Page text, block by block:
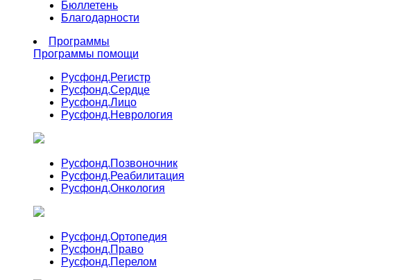
Бюллетень
Благодарности
Программы
Программы помощи
Русфонд.Регистр
Русфонд.Сердце
Русфонд.Лицо
Русфонд.Неврология
Русфонд.Позвоночник
Русфонд.Реабилитация
Русфонд.Онкология
Русфонд.Ортопедия
Русфонд.Право
Русфонд.Перелом